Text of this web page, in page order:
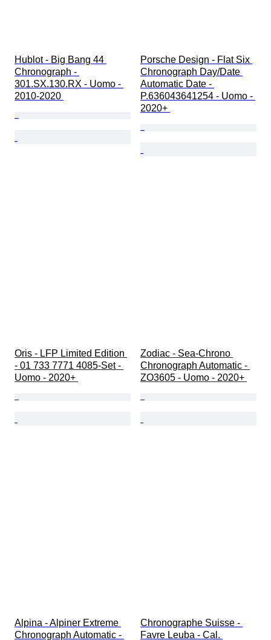
Hublot - Big Bang 44
Chronograph -
301.SX.130.RX - Uomo -
2010-2020
Porsche Design - Flat Six
Chronograph Day/Date
Automatic Date -
P.636043641254 - Uomo -
2020+
Oris - LFP Limited Edition
- 01 733 7771 4085-Set -
Uomo - 2020+
Zodiac - Sea-Chrono
Chronograph Automatic -
ZO3605 - Uomo - 2020+
Alpina - Alpiner Extreme
Chronograph Automatic -
Chronographe Suisse -
Favre Leuba - Cal.